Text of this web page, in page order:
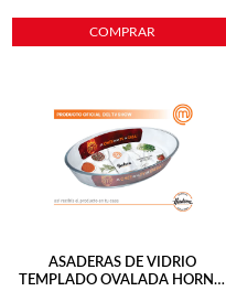
COMPRAR
ASADERAS DE VIDRIO
TEMPLADO OVALADA HORNO